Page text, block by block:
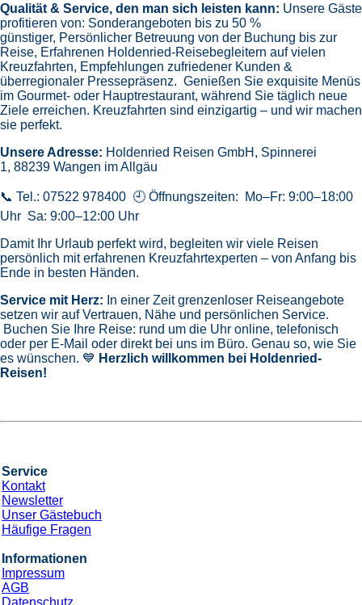
Qualität & Service, den man sich leisten kann: Unsere Gäste
profitieren von: Sonderangeboten bis zu 50 %
günstiger, Persönlicher Betreuung von der Buchung bis zur
Reise, Erfahrenen Holdenried-Reisebegleitern auf vielen
Kreuzfahrten, Empfehlungen zufriedener Kunden &
überregionaler Pressepräsenz. Genießen Sie exquisite Menüs
im Gourmet- oder Hauptrestaurant, während Sie täglich neue
Ziele erreichen. Kreuzfahrten sind einzigartig – und wir machen
sie perfekt.
Unsere Adresse: Holdenried Reisen GmbH, Spinnerei
1, 88239 Wangen im Allgäu
📞 Tel.: 07522 978400 🕘 Öffnungszeiten: Mo–Fr: 9:00–18:00
Uhr Sa: 9:00–12:00 Uhr
Damit Ihr Urlaub perfekt wird, begleiten wir viele Reisen
persönlich mit erfahrenen Kreuzfahrtexperten – von Anfang bis
Ende in besten Händen.
Service mit Herz: In einer Zeit grenzenloser Reiseangebote
setzen wir auf Vertrauen, Nähe und persönlichen Service.
Buchen Sie Ihre Reise: rund um die Uhr online, telefonisch
oder per E-Mail oder direkt bei uns im Büro. Genau so, wie Sie
es wünschen. 💙 Herzlich willkommen bei Holdenried-
Reisen!
Service
Kontakt
Newsletter
Unser Gästebuch
Häufige Fragen
Informationen
Impressum
AGB
Datenschutz